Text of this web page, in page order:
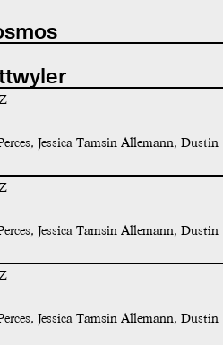
Jessica Tamsin Allemann, Dustin
Jessica Tamsin Allemann, Dustin
Jessica Tamsin Allemann, Dustin